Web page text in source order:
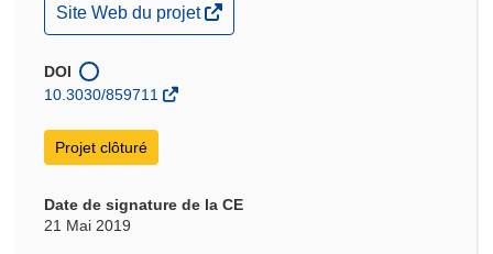
(s’ouvre
dans
nouvelle
fenêtre)
Site Web du projet
DOI
10.3030/859711
Projet clôturé
Date de signature de la CE
21 Mai 2019